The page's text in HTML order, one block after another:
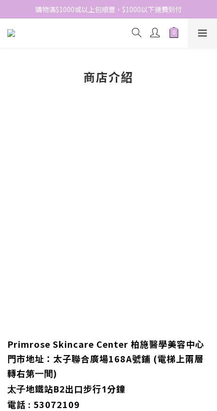
網站免費登記會員，會員優惠價於結帳時自動扣減
購物滿$1000或以上包順豐，$1000以下運費到付
網站免費登記會員，會員優惠價於結帳時自動扣減
商店介紹
Primrose Skincare Center 柏施醫學美容中心
門市地址： 太子聯合廣場168A號鋪 (電梯上兩層
轉右第一間 )
太子地鐵站B2出口步行1分鐘
電話 : 53072109